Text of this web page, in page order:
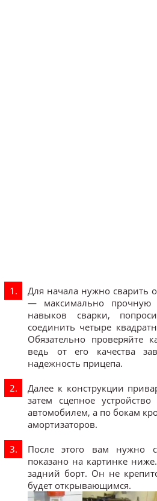
Для начала нужно сварить
— максимально
навыков сварки,
соединить четыре
Обязательно проверяйте
ведь от его качества
надежность прицепа.
Далее к конструкции
затем сцепное
автомобилем, а по бокам
амортизаторов.
После этого вам нужно
показано на картинке
задний борт. Он не
будет открывающимся.